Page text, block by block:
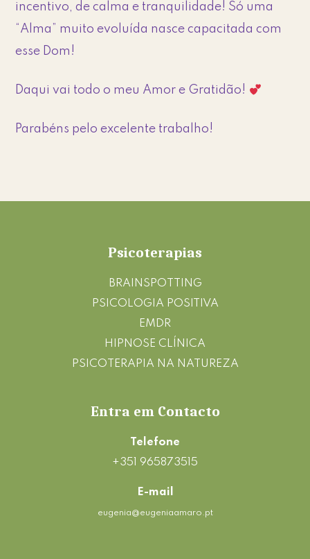
incentivo, de calma e tranquilidade! Só uma
“Alma” muito evoluída nasce capacitada com
esse Dom!
Daqui vai todo o meu Amor e Gratidão!
Parabéns pelo excelente trabalho!
Psicoterapias
BRAINSPOTTING
PSICOLOGIA POSITIVA
EMDR
HIPNOSE CLÍNICA
PSICOTERAPIA NA NATUREZA
Entra em Contacto
Telefone
+351 965873515
E-mail
eugenia@eugeniaamaro.pt